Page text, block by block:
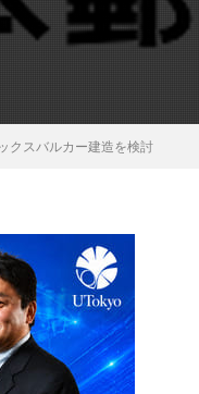
クスバルカー建造を検討